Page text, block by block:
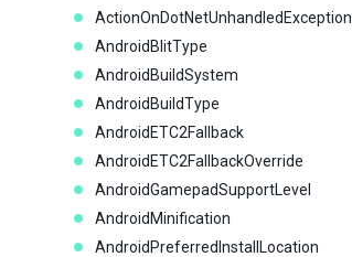
ActionOnDotNetUnhandledException
AndroidBlitType
AndroidBuildSystem
AndroidBuildType
AndroidETC2Fallback
AndroidETC2FallbackOverride
AndroidGamepadSupportLevel
AndroidMinification
AndroidPreferredInstallLocation